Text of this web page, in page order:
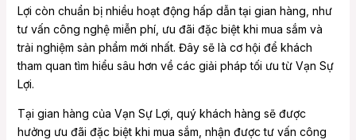
Lợi còn chuẩn bị nhiều hoạt động hấp dẫn tại gian hàng, như
tư vấn công nghệ miễn phí, ưu đãi đặc biệt khi mua sắm và
trải nghiệm sản phẩm mới nhất. Đây sẽ là cơ hội để khách
tham quan tìm hiểu sâu hơn về các giải pháp tối ưu từ Vạn Sự
Lợi.
Tại gian hàng của Vạn Sự Lợi, quý khách hàng sẽ được
hưởng ưu đãi đặc biệt khi mua sắm, nhận được tư vấn công